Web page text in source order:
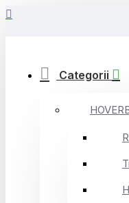
Categorii